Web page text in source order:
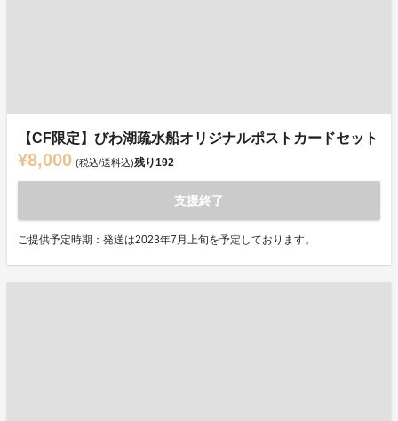
【CF限定】びわ湖疏水船オリジナルポストカードセット
¥8,000 (税込/送料込)残り192
支援終了
ご提供予定時期：発送は2023年7月上旬を予定しております。